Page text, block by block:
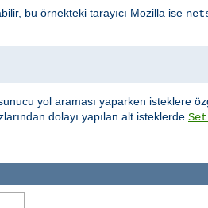
bu örnekteki tarayıcı Mozilla ise
yol araması yaparken isteklere
dolayı yapılan alt isteklerde